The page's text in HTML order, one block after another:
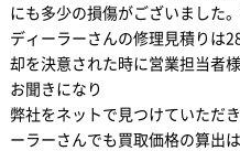
にも多少の損傷がございました
ディーラーさんの修理見積りは
却を決意された時に営業担当者
お聞きになり
弊社をネットで見つけていただ
ーラーさんでも買取価格の算出